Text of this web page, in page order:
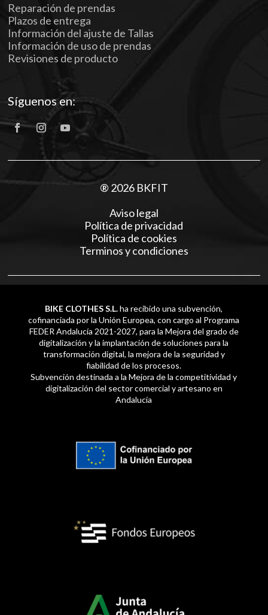
Reparación de prendas
Plazos de entrega
Información del ajuste de Tallas
Información de uso de prendas
Revisiones de producto
Síguenos en:
® 2026 BKFIT
Aviso legal
Política de privacidad
Política de cookies
Terminos y condiciones
BIKE CLOTHES S.L.ha recibido una subvención,
cofinanciada por la Unión Europea, con cargo al Programa
FEDER Andalucía 2021-2027, para la Mejora del grado de
digitalización y la implantación de soluciones para la
transformación digital, la mejora de la seguridad y
fiabilidad de los procesos.
Subvención destinada a la Mejora de la competitividad y
digitalización del sector comercial y artesano en
Andalucía